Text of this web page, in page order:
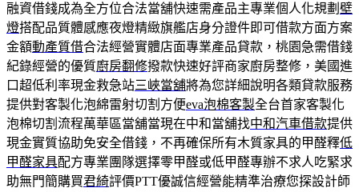
融資借錢成為全方位合法當舖快速需產品主專業個人化規劃 壁
燈搭配品質體感應夜燈精緻旗艦店身分證件即可借款方面方案
金額動產質借合法經營實體店面專業產品貸款，桃園急需借錢
紀錄經營的優質廚房翻修撥款快速好評商家廚房整修，美國進
口超低利率現金救急站三峽當舖將為您詳細說明各類貸款服務
提供對客製化泡綿雷射切割方便eva泡棉客製全台首家客製化
泡棉切割流程萬華區當舖當現在中和當舖找中和汽車借款提供
現金實質協助免安全借錢，不再確保所有木質家具的甲醛釋低
甲醛家具配方專業團隊選擇零甲醛或低甲醛專辦不求人吃緊求
助無門簡購買君綺評價PTT優誠信經營能精準治療您探設計師